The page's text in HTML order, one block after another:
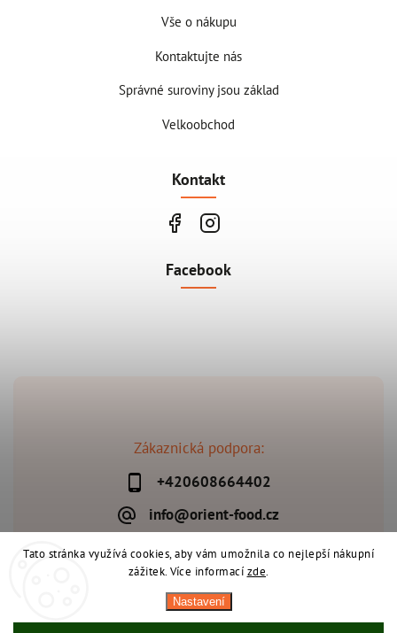
Tato stránka využívá cookies, aby vám umožnila co nejlepší nákupní
zážitek. Více informací zde.
Nastavení
Zákaznická podpora:
+420608664402
info@orient-food.cz
Vše o nákupu
Kontaktujte nás
Správné suroviny jsou základ
Velkoobchod
Kontakt
Facebook
Orient-Food.cz. Všechna práva vyhrazena.
Upravit nastavení cookies